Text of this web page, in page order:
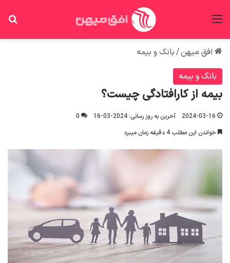
افق میهن/بانک و بیمه
بانک و بیمه
بیمه از کارافتادگی چیست؟
2024-03-16 آخرین به روز رسانی: 2024-03-16
0
خواندن این مطلب 4 دقیقه زمان میبرد